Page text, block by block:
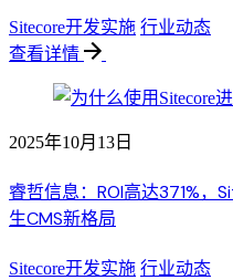
Sitecore开发实施 行业动态
查看详情
2025年10月13日
睿哲信息：ROI高达371%，
生CMS新格局
Sitecore开发实施 行业动态